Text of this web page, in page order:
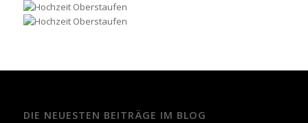
DIE NEUESTEN BEITRÄGE IM BLOG